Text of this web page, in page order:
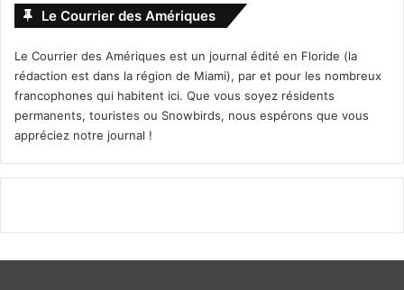
Le Courrier des Amériques
Le Courrier des Amériques est un journal édité en Floride (la
rédaction est dans la région de Miami), par et pour les nombreux
francophones qui habitent ici. Que vous soyez résidents
permanents, touristes ou Snowbirds, nous espérons que vous
appréciez notre journal !